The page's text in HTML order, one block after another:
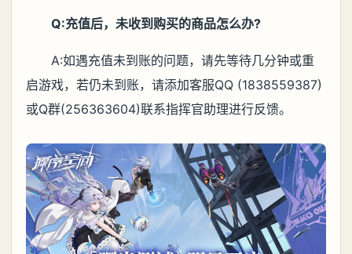
Q:充值后，未收到购买的商品怎么办?
A:如遇充值未到账的问题，请先等待几分钟或重
启游戏，若仍未到账，请添加客服QQ (1838559387)
或Q群(256363604)联系指挥官助理进行反馈。